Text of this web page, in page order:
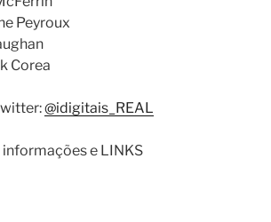
Peyroux
Corea
@idigitais_REAL
informações e LINKS